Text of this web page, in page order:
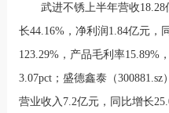
武进不锈上半年营收
长44.16%，净利润1.84亿元，
123.29%，产品毛利率15.89%
3.07pct；盛德鑫泰（300881.sz
营业收入7.2亿元，同比增长